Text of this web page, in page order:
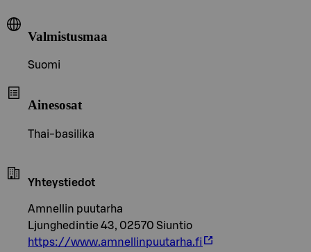
Valmistusmaa
Suomi
Ainesosat
Thai-basilika
Yhteystiedot
Amnellin puutarha
Ljunghedintie 43, 02570 Siuntio
https://www.amnellinpuutarha.fi